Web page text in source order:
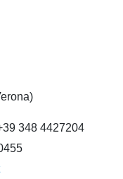
348 4427204